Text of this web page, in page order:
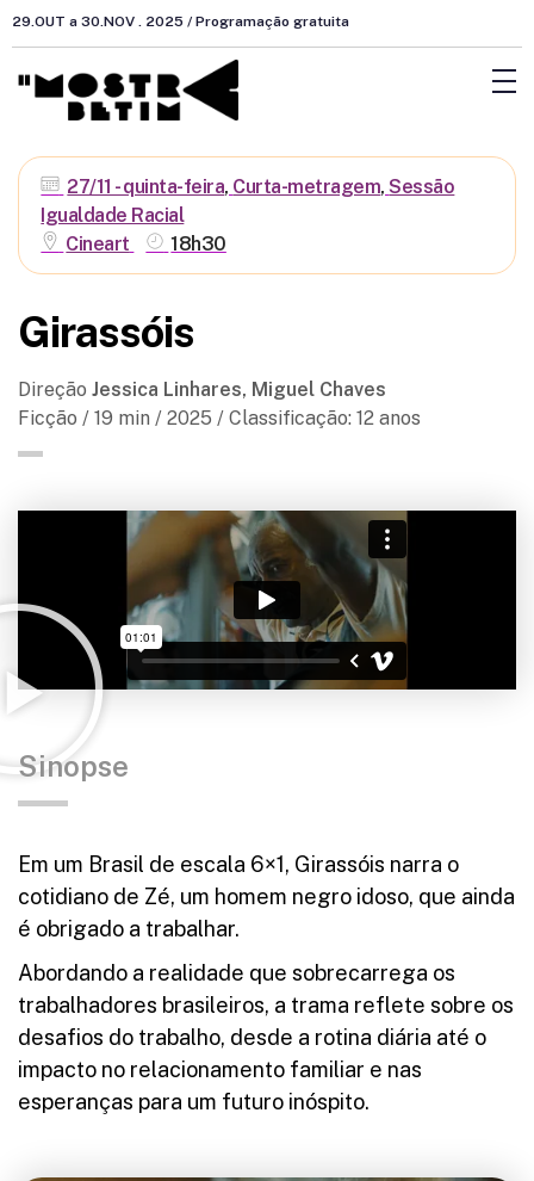
29.OUT a 30.NOV . 2025 / Programação gratuita
27/11 - quinta-feira, Curta-metragem,Sessão
Igualdade Racial
Cineart
18h30
Girassóis
Direção Jessica Linhares, Miguel Chaves
Ficção / 19 min / 2025 / Classificação: 12 anos
Sinopse
Em um Brasil de escala 6×1, Girassóis narra o
cotidiano de Zé, um homem negro idoso, que ainda
é obrigado a trabalhar.
Abordando a realidade que sobrecarrega os
trabalhadores brasileiros, a trama reflete sobre os
desafios do trabalho, desde a rotina diária até o
impacto no relacionamento familiar e nas
esperanças para um futuro inóspito.